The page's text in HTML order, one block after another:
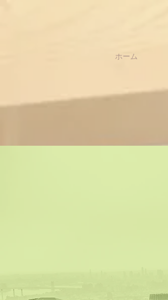
ホーム